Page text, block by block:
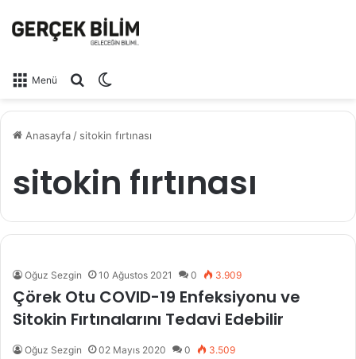
Menü Arama yap ...
Anasayfa / sitokin fırtınası
sitokin fırtınası
Oğuz Sezgin 10 Ağustos 2021 0 3.909
Çörek Otu COVID-19 Enfeksiyonu ve
Sitokin Fırtınalarını Tedavi Edebilir
Oğuz Sezgin 02 Mayıs 2020 0 3.509